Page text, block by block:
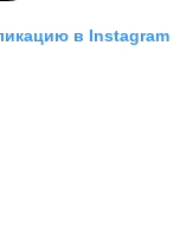
в Instagram